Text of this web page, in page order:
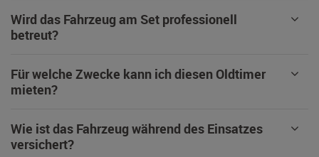
Wird das Fahrzeug am Set professionell
betreut?
Für welche Zwecke kann ich diesen Oldtimer
mieten?
Wie ist das Fahrzeug während des Einsatzes
versichert?